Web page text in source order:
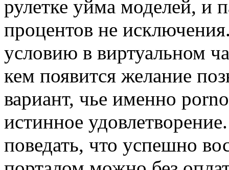
рулетке уйма моделей, и
процентов не
условию в виртуальном
кем появится желание
вариант, чье именно
истинное
поведать, что успешно